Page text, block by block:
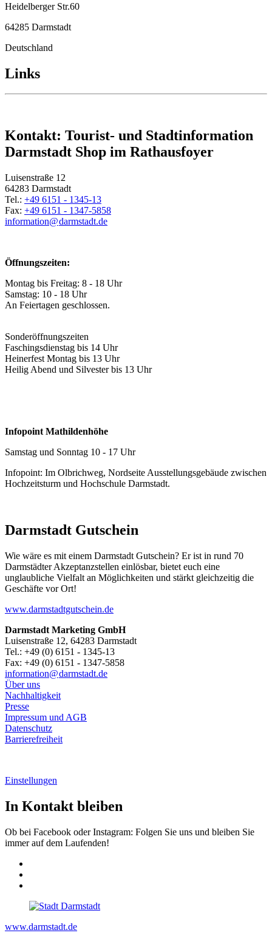
Heidelberger Str.60
64285 Darmstadt
Deutschland
Links
Kontakt: Tourist- und Stadtinformation
Darmstadt Shop im Rathausfoyer
Luisenstraße 12
64283 Darmstadt
Tel.: +49 6151 - 1345-13
Fax: +49 6151 - 1347-5858
information@darmstadt.de
Öffnungszeiten:
Montag bis Freitag: 8 - 18 Uhr
Samstag: 10 - 18 Uhr
An Feiertagen geschlossen.
Sonderöffnungszeiten
Faschingsdienstag bis 14 Uhr
Heinerfest Montag bis 13 Uhr
Heilig Abend und Silvester bis 13 Uhr
Infopoint Mathildenhöhe
Samstag und Sonntag 10 - 17 Uhr
Infopoint: Im Olbrichweg, Nordseite Ausstellungsgebäude zwischen
Hochzeitsturm und Hochschule Darmstadt.
Darmstadt Gutschein
Wie wäre es mit einem Darmstadt Gutschein? Er ist in rund 70
Darmstädter Akzeptanzstellen einlösbar, bietet euch eine
unglaubliche Vielfalt an Möglichkeiten und stärkt gleichzeitig die
Geschäfte vor Ort!
www.darmstadtgutschein.de
Darmstadt Marketing GmbH
Luisenstraße 12, 64283 Darmstadt
Tel.: +49 (0) 6151 - 1345-13
Fax: +49 (0) 6151 - 1347-5858
information@darmstadt.de
Über uns
Nachhaltigkeit
Presse
Impressum und AGB
Datenschutz
Barrierefreiheit
Einstellungen
In Kontakt bleiben
Ob bei Facebook oder Instagram: Folgen Sie uns und bleiben Sie
immer auf dem Laufenden!
www.darmstadt.de